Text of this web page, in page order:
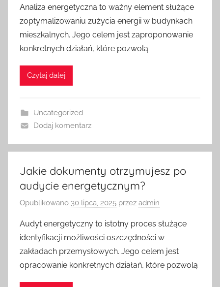
Analiza energetyczna to ważny element służące
zoptymalizowaniu zużycia energii w budynkach
mieszkalnych. Jego celem jest zaproponowanie
konkretnych działań, które pozwolą
Czytaj dalej
Uncategorized
Dodaj komentarz
Jakie dokumenty otrzymujesz po
audycie energetycznym?
Opublikowano 30 lipca, 2025 przez admin
Audyt energetyczny to istotny proces służące
identyfikacji możliwości oszczędności w
zakładach przemysłowych. Jego celem jest
opracowanie konkretnych działań, które pozwolą